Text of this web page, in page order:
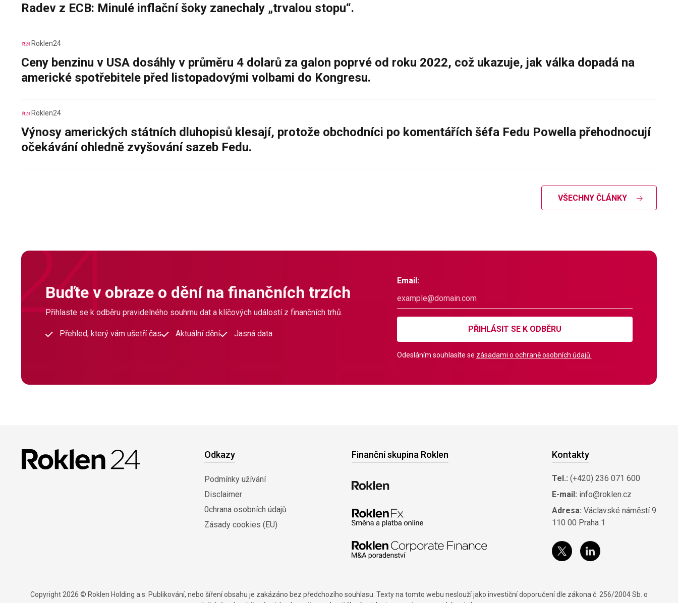
Radev z ECB: Minulé inflační šoky zanechaly „trvalou stopu“.
Roklen24
Ceny benzinu v USA dosáhly v průměru 4 dolarů za galon poprvé od roku 2022, což ukazuje, jak válka dopadá na
americké spotřebitele před listopadovými volbami do Kongresu.
Roklen24
Výnosy amerických státních dluhopisů klesají, protože obchodníci po komentářích šéfa Fedu Powella přehodnocují
očekávání ohledně zvyšování sazeb Fedu.
VŠECHNY ČLÁNKY
Buďte v obraze o dění na finančních trzích
Přihlaste se k odběru pravidelného souhrnu dat a klíčových událostí z finančních trhů.
Přehled, který vám ušetří čas Aktuální dění Jasná data
Email:
PŘIHLÁSIT SE K ODBĚRU
Odesláním souhlasíte se zásadami o ochraně osobních údajů.
Odkazy
Podmínky užívání
Disclaimer
0chrana osobních údajů
Zásady cookies (EU)
Finanční skupina Roklen Kontakty
Tel.: (+420) 236 071 600
E-mail: info@roklen.cz
Adresa: Václavské náměstí 9
110 00 Praha 1
Copyright 2026 © Roklen Holding a.s. Publikování, nebo šíření obsahu je zakázáno bez předchozího souhlasu. Texty na tomto webu neslouží jako investiční doporučení dle zákona č. 256/2004 Sb. o